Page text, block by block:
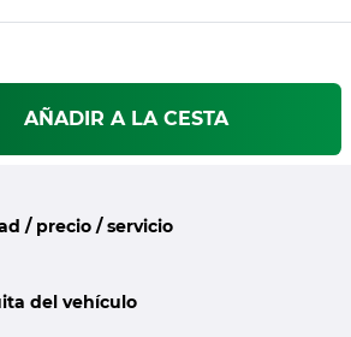
AÑADIR A LA CESTA
/ precio / servicio
del vehículo